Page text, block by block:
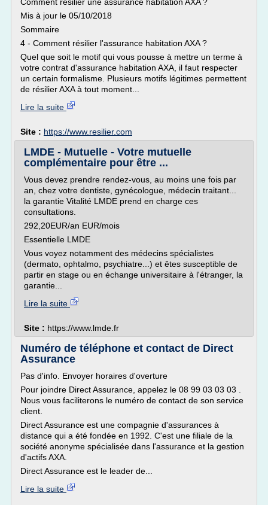
Mis à jour le 05/10/2018
Sommaire
4 - Comment résilier l'assurance habitation AXA ?
Quel que soit le motif qui vous pousse à mettre un terme à
votre contrat d'assurance habitation AXA, il faut respecter
un certain formalisme. Plusieurs motifs légitimes permettent
de résilier AXA à tout moment...
Lire la suite
Site : https://www.resilier.com
LMDE - Mutuelle - Votre mutuelle
complémentaire pour être ...
Vous devez prendre rendez-vous, au moins une fois par
an, chez votre dentiste, gynécologue, médecin traitant...
la garantie Vitalité LMDE prend en charge ces
consultations.
292,20EUR/an EUR/mois
Essentielle LMDE
Vous voyez notamment des médecins spécialistes
(dermato, ophtalmo, psychiatre...) et êtes susceptible de
partir en stage ou en échange universitaire à l'étranger, la
garantie...
Lire la suite
Site : https://www.lmde.fr
Numéro de téléphone et contact de Direct
Assurance
Pas d'info. Envoyer horaires d'overture
Pour joindre Direct Assurance, appelez le 08 99 03 03 03 .
Nous vous faciliterons le numéro de contact de son service
client.
Direct Assurance est une compagnie d'assurances à
distance qui a été fondée en 1992. C'est une filiale de la
société anonyme spécialisée dans l'assurance et la gestion
d'actifs AXA.
Direct Assurance est le leader de...
Lire la suite